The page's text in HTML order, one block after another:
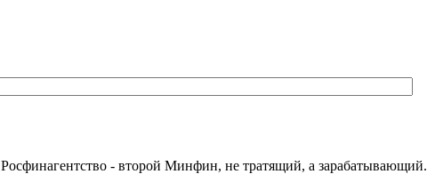
Росфинагентство - второй Минфин, не тратящий, а зарабатывающий.